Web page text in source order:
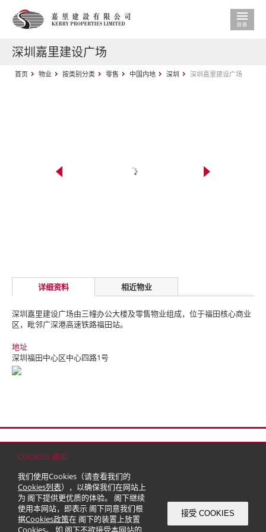
COOKIES 通知
我们使用Cookies（请查看我们的
Cookies列表），以确保我们在网站上
为 阁下提供更优质的体验。 阁下继续
使用本网站，即表示 阁下同意我们根
据Cookies政策在 阁下的装置上放置
Cookies。 如 阁下不欲接受本网站的
接受 COOKIES
深圳嘉里建设广场
首页 物业 按类别分类 零售 中国内地 深圳 深圳嘉里建设广场
详细资料 相近物业
深圳嘉里建设广场由三幢办公大楼及零售物业组成，位于福田核心商业
区，毗邻广深港高速铁路福田站。
地址
深圳福田中心区中心四路1号
© 2026 嘉里建设有限公司 (于百慕达注册成立之有限公司)